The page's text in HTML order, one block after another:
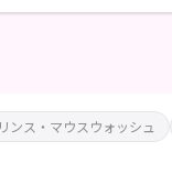
ンス・マウスウォッシュ